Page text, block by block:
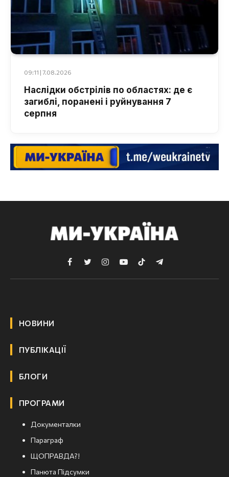
09:11 | 7.08.2026
Наслідки обстрілів по областях: де є
загиблі, поранені і руйнування 7
серпня
FacebookTwitterInstagramYouTubeTikTokTelegram
НОВИНИ
ПУБЛІКАЦІЇ
БЛОГИ
ПРОГРАМИ
Документалки
Параграф
ЩОПРАВДА?!
Панюта Підсумки